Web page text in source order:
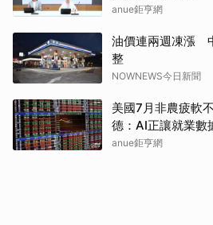
anue鉅亨網
油價連兩週凍漲
整
NOWNEWS今日新聞
美國7月非農疲軟
德：AI正讓就業數
義」
anue鉅亨網